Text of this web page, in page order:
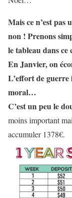
Mais ce n’est pas
non ! Prenons
le tableau dans ce
En Janvier, on
L’effort de
moral…
C’est un peu le
moins important
accumuler 1378€.